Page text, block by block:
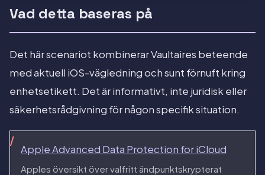
Vad detta baseras på
Det här scenariot kombinerar Vaultaires beteende
med aktuell iOS-vägledning och sunt förnuft kring
enhetsetikett. Det är informativt, inte juridisk eller
säkerhetsrådgivning för någon specifik situation.
Apple Advanced Data Protection for iCloud
Apples översikt över valfritt ändpunktskrypterat